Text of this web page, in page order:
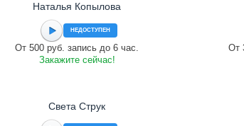
Наталья Копылова
НЕДОСТУПЕН
От 500 руб. запись до 6 час.
Закажите сейчас!
От
Света Струк